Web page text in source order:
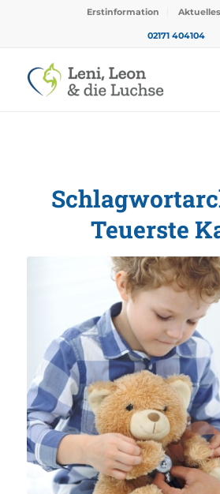
Erstinformation Aktuelles
02171 404104
Teuerste